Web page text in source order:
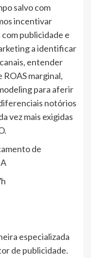
salvo com
incentivar
publicidade e
a identificar
entender
ROAS marginal,
para aferir
notórios
vez mais exigidas
de
especializada
de publicidade.